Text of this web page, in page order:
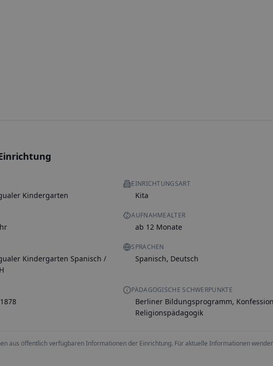
Kindergarten
EINRICHTUNGSART
Kita
AUFNAHMEALTER
ab 12 Monate
Kindergarten Spanisch /
SPRACHEN
Spanisch, Deutsch
PÄDAGOGISCHE SCHWERPUNKTE
Berliner Bildungsprogramm,
Religionspädagogik
aus öffentlich verfügbaren Informationen der Einrichtung. Für aktuelle Informationen